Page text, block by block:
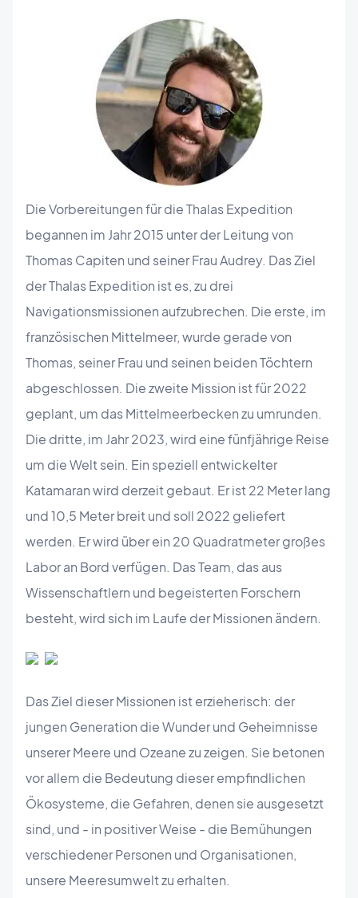
Die Vorbereitungen für die Thalas Expedition
begannen im Jahr 2015 unter der Leitung von
Thomas Capiten und seiner Frau Audrey. Das Ziel
der Thalas Expedition ist es, zu drei
Navigationsmissionen aufzubrechen. Die erste, im
französischen Mittelmeer, wurde gerade von
Thomas, seiner Frau und seinen beiden Töchtern
abgeschlossen. Die zweite Mission ist für 2022
geplant, um das Mittelmeerbecken zu umrunden.
Die dritte, im Jahr 2023, wird eine fünfjährige Reise
um die Welt sein. Ein speziell entwickelter
Katamaran wird derzeit gebaut. Er ist 22 Meter lang
und 10,5 Meter breit und soll 2022 geliefert
werden. Er wird über ein 20 Quadratmeter großes
Labor an Bord verfügen. Das Team, das aus
Wissenschaftlern und begeisterten Forschern
besteht, wird sich im Laufe der Missionen ändern.
Das Ziel dieser Missionen ist erzieherisch: der
jungen Generation die Wunder und Geheimnisse
unserer Meere und Ozeane zu zeigen. Sie betonen
vor allem die Bedeutung dieser empfindlichen
Ökosysteme, die Gefahren, denen sie ausgesetzt
sind, und - in positiver Weise - die Bemühungen
verschiedener Personen und Organisationen,
unsere Meeresumwelt zu erhalten.